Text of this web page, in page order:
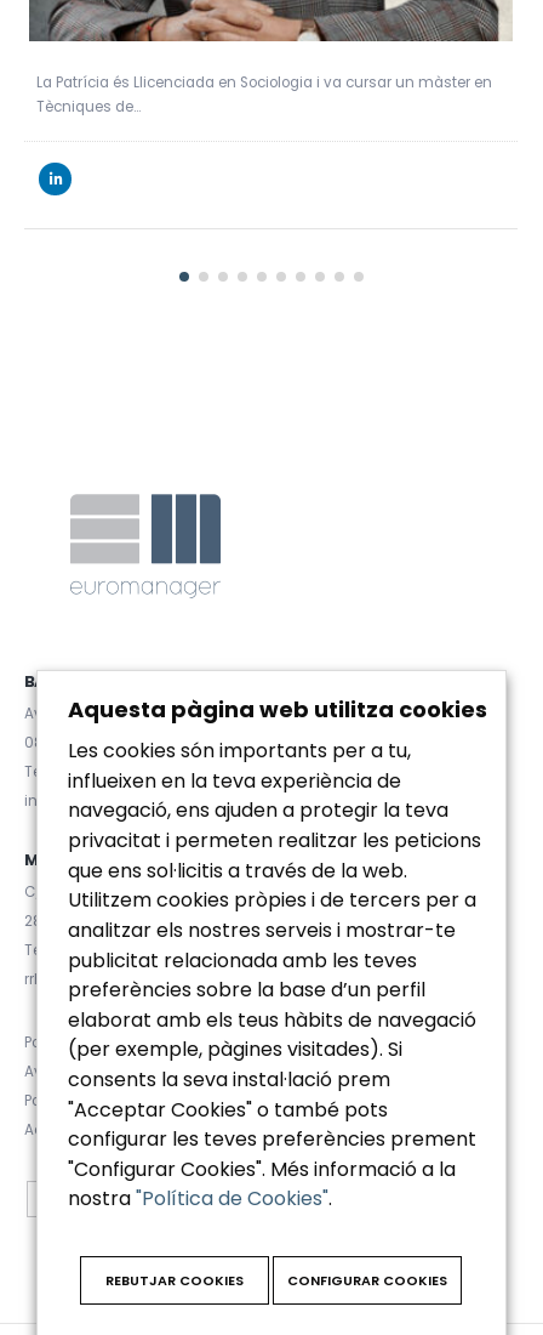
Gradaduada en Relacions Públiques per ESRP- Universitat de
Barcelona, compta amb un Postgrau en…
BARCELONA
Avda. Diagonal 467, Pral. 2ª
08036 (Barcelona)
Tel. (+34) 93 467 84 67
info@euromanager.es
MADRID
C/ Velázquez 92, 4ºD
28006 (Madrid)
Tel. (+34) 91 781 92 20
rrhh@euromanager.es
Política de privacidad
Aviso Legal
Política de Cookies
Accesibilidad
Aquesta pàgina web utilitza cookies
Les cookies són importants per a tu,
influeixen en la teva experiència de
navegació, ens ajuden a protegir la teva
privacitat i permeten realitzar les peticions
que ens sol·licitis a través de la web.
Utilitzem cookies pròpies i de tercers per a
analitzar els nostres serveis i mostrar-te
publicitat relacionada amb les teves
preferències sobre la base d’un perfil
elaborat amb els teus hàbits de navegació
(per exemple, pàgines visitades). Si
consents la seva instal·lació prem
"Acceptar Cookies" o també pots
configurar les teves preferències prement
"Configurar Cookies". Més informació a la
nostra"Política de Cookies".
REBUTJAR COOKIES CONFIGURAR COOKIES